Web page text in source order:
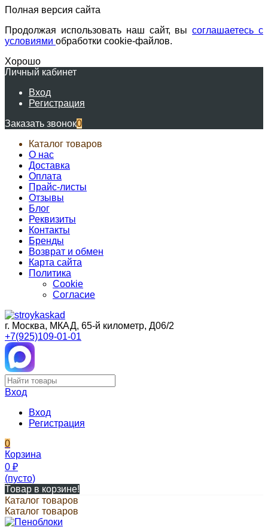
Полная версия сайта
Продолжая использовать наш сайт, высоглашаетесь с
условиями обработки cookie-файлов.
Хорошо
Личный кабинет
Вход
Регистрация
Заказать звонок0
Каталог товаров
О нас
Доставка
Оплата
Прайс-листы
Отзывы
Блог
Реквизиты
Контакты
Бренды
Возврат и обмен
Карта сайта
Политика
Cookie
Согласие
г. Москва, МКАД, 65-й километр, Д06/2
+7(925)109-01-01
Вход
Вход
Регистрация
0
Корзина
0 ₽
(пусто)
Товар в корзине!
Каталог товаров
Каталог товаров